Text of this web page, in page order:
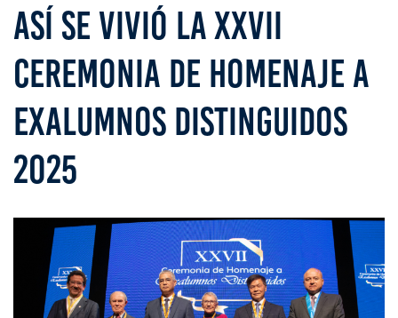
ASÍ SE VIVIÓ LA XXVII
CEREMONIA DE HOMENAJE A
EXALUMNOS DISTINGUIDOS
2025